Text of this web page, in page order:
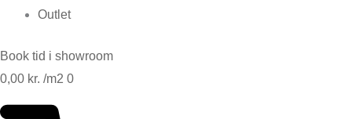
Outlet
Book tid i showroom
0,00 kr. 0